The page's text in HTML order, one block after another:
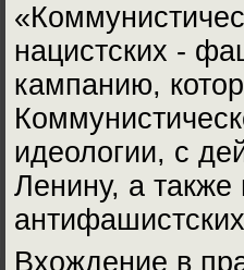
нацистских -
кампанию,
идеологии, с
Ленину, а также
Вхождение в